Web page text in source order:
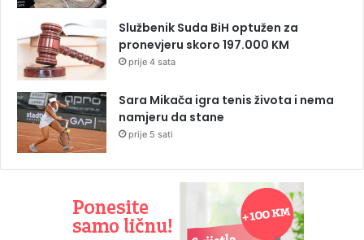
Službenik Suda BiH optužen za
pronevjeru skoro 197.000 KM
prije 4 sata
Sara Mikača igra tenis života i nema
namjeru da stane
prije 5 sati